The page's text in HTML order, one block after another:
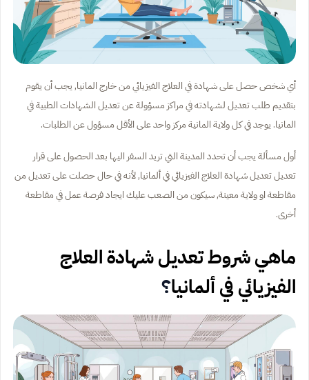
أي شخص حصل على شهادة في العلاج الفيزيائي من خارج المانيا, يجب أن يقوم
بتقديم طلب تعديل لشهادته في مراكز مسؤولة عن تعديل الشهادات الطبية في
المانيا. يوجد في كل ولاية المانية مركز واحد على الأقل مسؤول عن الطلبات.
أول مسألة يجب أن تحدد المدينة التي تريد السفر اليها بعد الحصول على قرار
تعديل تعديل شهادة العلاج الفيزيائي في ألمانيا, لأنه في حال حصلت على تعديل من
مقاطعة او ولاية معينة, سيكون من الصعب عليك ايجاد فرصة عمل في مقاطعة
أخرى.
ماهي شروط تعديل شهادة العلاج
الفيزيائي في ألمانيا؟